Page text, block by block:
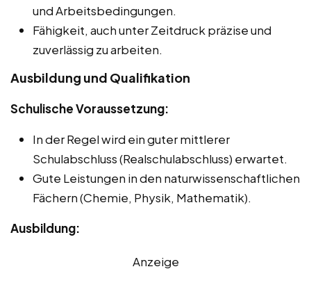
und Arbeitsbedingungen.
Fähigkeit, auch unter Zeitdruck präzise und
zuverlässig zu arbeiten.
Ausbildung und Qualifikation
Schulische Voraussetzung:
In der Regel wird ein guter mittlerer
Schulabschluss (Realschulabschluss) erwartet.
Gute Leistungen in den naturwissenschaftlichen
Fächern (Chemie, Physik, Mathematik).
Ausbildung:
Anzeige